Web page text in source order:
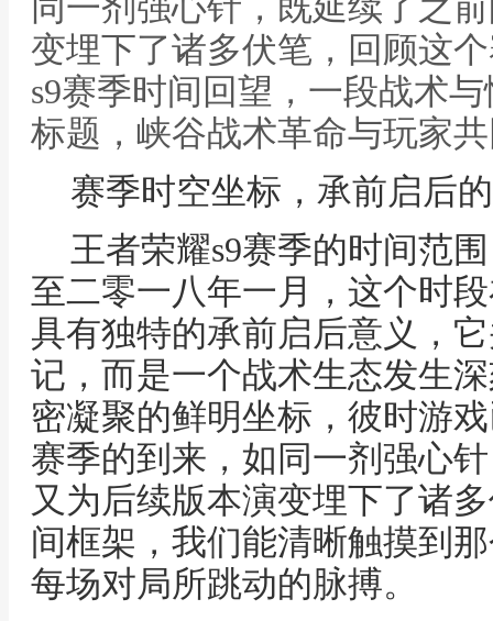
变埋下了诸多伏笔，回顾这
s9赛季时间回望，一段战术
标题，峡谷战术革命与玩家
赛季时空坐标，承前启后
王者荣耀s9赛季的时间范
至二零一八年一月，这个时
具有独特的承前启后意义，
记，而是一个战术生态发生
密凝聚的鲜明坐标，彼时游
赛季的到来，如同一剂强心
又为后续版本演变埋下了诸
间框架，我们能清晰触摸到
每场对局所跳动的脉搏。